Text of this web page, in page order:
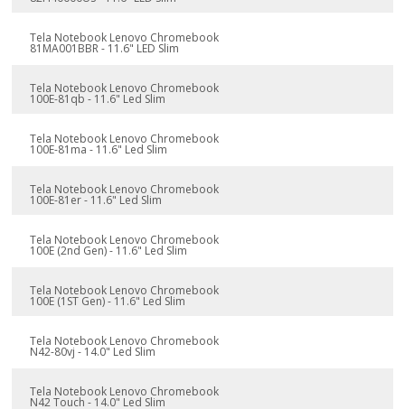
Tela Notebook Lenovo Chromebook
81MA001BBR - 11.6" LED Slim
Tela Notebook Lenovo Chromebook
100E-81qb - 11.6" Led Slim
Tela Notebook Lenovo Chromebook
100E-81ma - 11.6" Led Slim
Tela Notebook Lenovo Chromebook
100E-81er - 11.6" Led Slim
Tela Notebook Lenovo Chromebook
100E (2nd Gen) - 11.6" Led Slim
Tela Notebook Lenovo Chromebook
100E (1ST Gen) - 11.6" Led Slim
Tela Notebook Lenovo Chromebook
N42-80vj - 14.0" Led Slim
Tela Notebook Lenovo Chromebook
N42 Touch - 14.0" Led Slim